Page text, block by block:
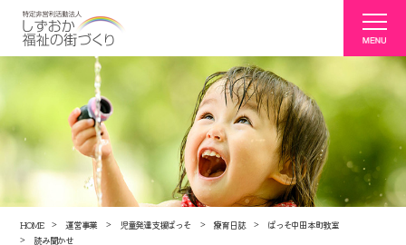
HOME 運営事業 児童発達支援ぱっそ 療育日誌
ぱっそ中田本町教室
読み聞かせ